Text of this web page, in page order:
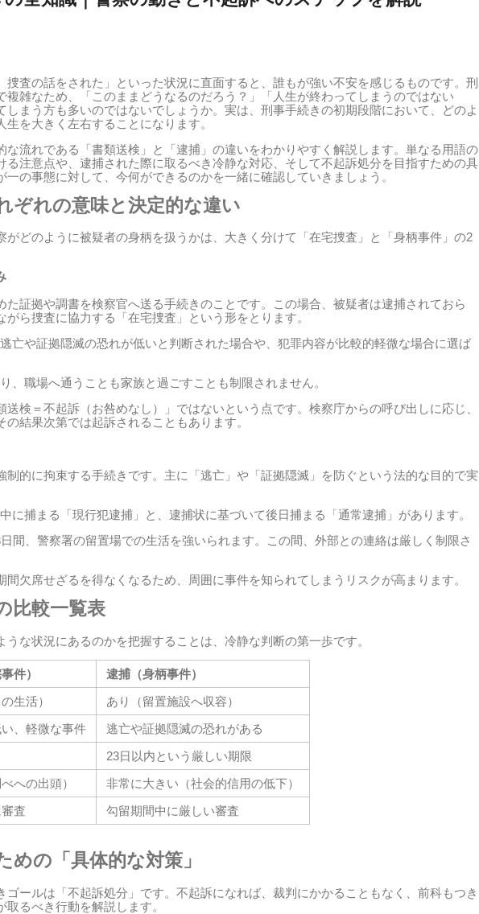
捜査の話をされた」といった状況に直面すると、誰もが強い不安を感じるものです。刑
複雑なため、「このままどうなるのだろう？」「人生が終わってしまうのではない
しまう方も多いのではないでしょうか。実は、刑事手続きの初期段階において、どのよ
を大きく左右することになります。
な流れである「書類送検」と「逮捕」の違いをわかりやすく解説します。単なる用語の
る注意点や、逮捕された際に取るべき冷静な対応、そして不起訴処分を目指すための具
の事態に対して、今何ができるのかを一緒に確認していきましょう。
ぞれの意味と決定的な違い
がどのように被疑者の身柄を扱うかは、大きく分けて「在宅捜査」と「身柄事件」の2
た証拠や調書を検察官へ送る手続きのことです。この場合、被疑者は逮捕されておら
ら捜査に協力する「在宅捜査」という形をとります。
逃亡や証拠隠滅の恐れが低いと判断された場合や、犯罪内容が比較的軽微な場合に選ば
、職場へ通うことも家族と過ごすことも制限されません。
検＝不起訴（お咎めなし）」ではないという点です。検察庁からの呼び出しに応じ、
結果次第では起訴されることもあります。
制的に拘束する手続きです。主に「逃亡」や「証拠隠滅」を防ぐという法的な目的で実
に捕まる「現行犯逮捕」と、逮捕状に基づいて後日捕まる「通常逮捕」があります。
間、警察署の留置場での生活を強いられます。この間、外部との連絡は厳しく制限さ
欠席せざるを得なくなるため、周囲に事件を知られてしまうリスクが高まります。
比較一覧表
な状況にあるのかを把握することは、冷静な判断の第一歩です。
件）
逮捕（身柄事件）
生活）
あり（留置施設へ収容）
、軽微な事件
逃亡や証拠隠滅の恐れがある
23日以内という厳しい期限
への出頭）
非常に大きい（社会的信用の低下）
査 勾留期間中に厳しい審査
めの「具体的な対策」
ゴールは「不起訴処分」です。不起訴になれば、裁判にかかることもなく、前科もつき
るべき行動を解説します。